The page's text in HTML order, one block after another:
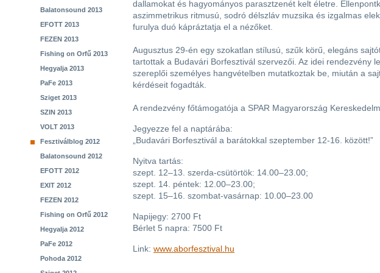
Balatonsound 2013
EFOTT 2013
FEZEN 2013
Fishing on Orfű 2013
Hegyalja 2013
PaFe 2013
Sziget 2013
SZIN 2013
VOLT 2013
Fesztiválblog 2012
Balatonsound 2012
EFOTT 2012
EXIT 2012
FEZEN 2012
Fishing on Orfű 2012
Hegyalja 2012
PaFe 2012
Pohoda 2012
dallamokat és hagyományos parasztzenét kelt életre.
aszimmetrikus ritmusú, sodró délszláv muzsika és izgalmas
furulya duó kápráztatja el a nézőket.
Augusztus 29-én egy szokatlan stílusú, szűk körű, elegáns
tartottak a Budavári Borfesztivál szervezői. Az idei rendezvény
szereplői személyes hangvételben mutatkoztak be, miután a
kérdéseit fogadták.
A rendezvény főtámogatója a SPAR Magyarország
Jegyezze fel a naptárába:
„Budavári Borfesztivál a barátokkal szeptember 12-16. között!”
Nyitva tartás:
szept. 12–13. szerda-csütörtök: 14.00–23.00;
szept. 14. péntek: 12.00–23.00;
szept. 15–16. szombat-vasárnap: 10.00–23.00
Napijegy: 2700 Ft
Bérlet 5 napra: 7500 Ft
Link: www.aborfesztival.hu